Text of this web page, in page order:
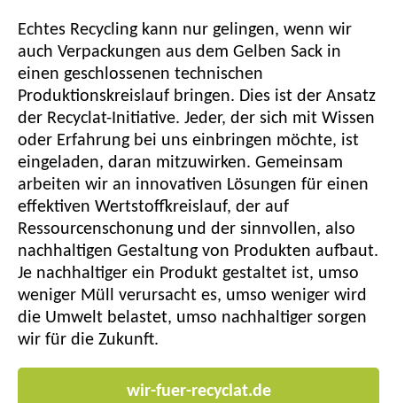
Echtes Recycling kann nur gelingen, wenn wir
auch Verpackungen aus dem Gelben Sack in
einen geschlossenen technischen
Produktionskreislauf bringen. Dies ist der Ansatz
der Recyclat-Initiative. Jeder, der sich mit Wissen
oder Erfahrung bei uns einbringen möchte, ist
eingeladen, daran mitzuwirken. Gemeinsam
arbeiten wir an innovativen Lösungen für einen
effektiven Wertstoffkreislauf, der auf
Ressourcenschonung und der sinnvollen, also
nachhaltigen Gestaltung von Produkten aufbaut.
Je nachhaltiger ein Produkt gestaltet ist, umso
weniger Müll verursacht es, umso weniger wird
die Umwelt belastet, umso nachhaltiger sorgen
wir für die Zukunft.
wir-fuer-recyclat.de